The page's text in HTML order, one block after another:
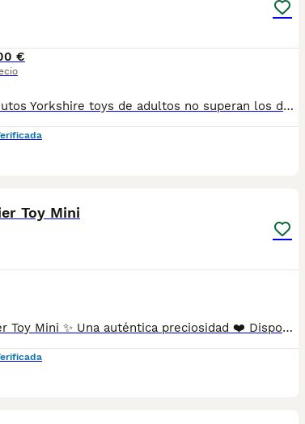
€
Preciosos y diminutos Yorkshire toys de adultos no superan los dos kilos se entregan con revisión veterinaria desparasitación vacunas pasaporte y microchip hacemos envío y puede pagar al contrario reembolso para más información y vídeo pueden contactar al teléfono 600881366 le atenderemos sin compromiso
Toy Mini
✨ Yorkshire Terrier Toy Mini ✨ Una auténtica preciosidad ❤️ Disponible este pequeñín Yorkshire Terrier Toy Mini, con una carita irresistible y tamaño súper compacto. 🐾 Criado con muchísimo cariño 🐾 Carácter dulce y juguetón 🐾 Ideal para compañía y hogar familiar 🐾 Se entrega revisado veterinariamente 🐾 Con microchip y garantías correspondientes Su expresión, su pelo y su tamaño lo hacen realmente especial 🥰 📩 Más información por privado 📍Reserva disponible